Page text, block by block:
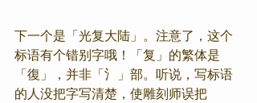
下一个是「光复大陆」。注意了，这个
标语有个错别字哦！「复」的繁体是
「復」，并非「氵」部。听说，写标语
的人没把字写清楚，使雕刻师误把